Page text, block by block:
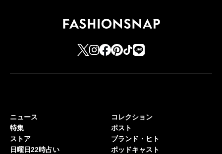
ニュース
特集
ストア
日曜日22時占い
コレクション
ポスト
ブランド・ヒト
ポッドキャスト